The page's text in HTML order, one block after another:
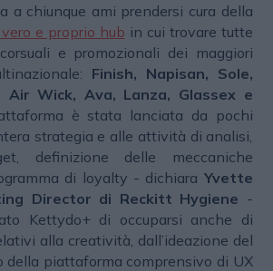
a chiunque ami prendersi cura della
e proprio hub in cui trovare tutte
e promozionali dei maggiori
Finish, Napisan, Sole,
Air Wick, Ava, Lanza, Glassex e
è stata lanciata da pochi
strategia e alle attività di analisi,
definizione delle meccaniche
di loyalty - dichiara Yvette
Director di Reckitt Hygiene -
Kettydo+ di occuparsi anche di
alla creatività, dall’ideazione del
della piattaforma comprensivo di UX